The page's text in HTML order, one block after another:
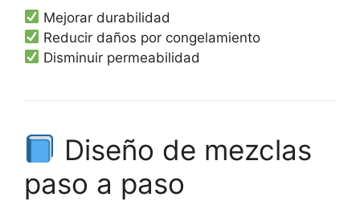
Mejorar durabilidad
Reducir daños por congelamiento
Disminuir permeabilidad
Diseño de mezclas
paso a paso